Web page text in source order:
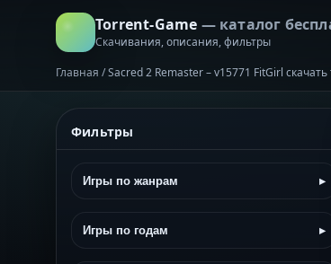
Torrent-Game — каталог
Скачивания, описания, фильтры
Главная /Sacred 2 Remaster – v15771 FitGirl
Фильтры
Игры по жанрам ▸
Игры по годам ▸